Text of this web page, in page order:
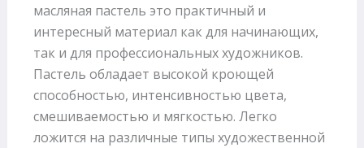
масляная пастель это практичный и
интересный материал как для начинающих,
так и для профессиональных художников.
Пастель обладает высокой кроющей
способностью, интенсивностью цвета,
смешиваемостью и мягкостью. Легко
ложится на различные типы художественной